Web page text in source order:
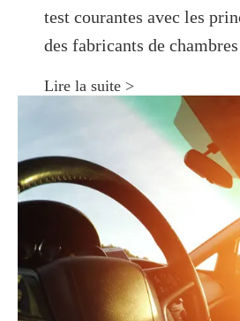
test courantes avec les
des fabricants de
Lire la suite >